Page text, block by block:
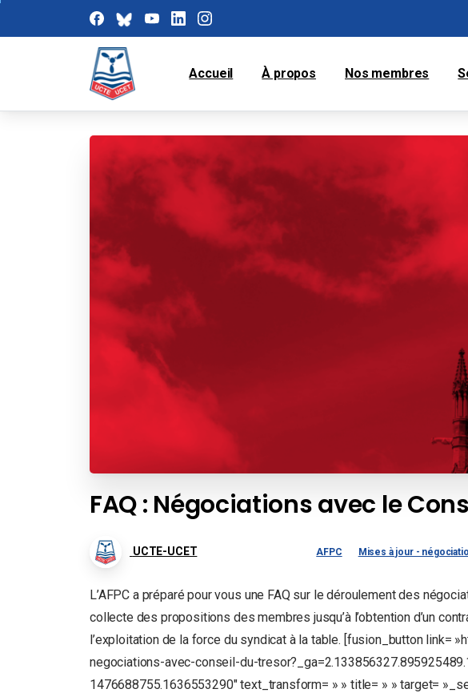
Accueil À propos Nos membres
FAQ : Négociations avec le
UCTE-UCET AFPC Mises à jour -
L’AFPC a préparé pour vous une FAQ sur le déroulement des
collecte des propositions des membres jusqu’à l’obtention d’un
l’exploitation de la force du syndicat à la table. [fusion_button link=
negociations-avec-conseil-du-
1476688755.1636553290″ text_transform= » » title= » » target=